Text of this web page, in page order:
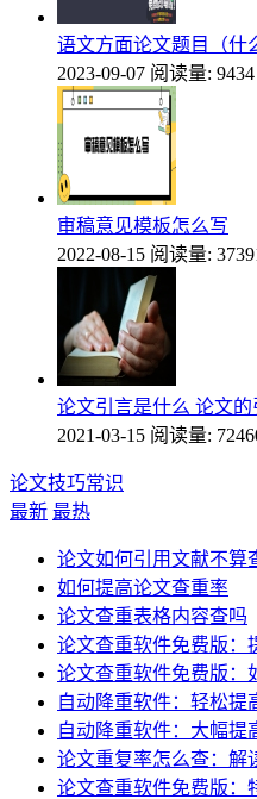
语文方面论文题目（什
2023-09-07 阅读量: 9434
审稿意见模板怎么写
2022-08-15 阅读量:
论文引言是什么 论文
2021-03-15 阅读量:
论文技巧常识
最新 最热
论文如何引用文献不算
如何提高论文查重率
论文查重表格内容查吗
论文查重软件免费版：
论文查重软件免费版：
自动降重软件：轻松提
自动降重软件：大幅提
论文重复率怎么查：解
论文查重软件免费版：